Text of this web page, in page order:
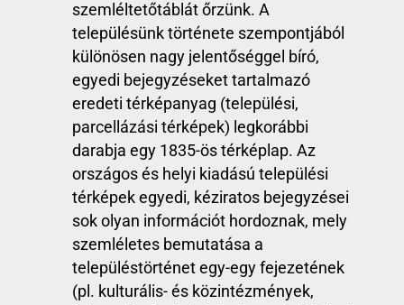
szemléltetőtáblát őrzünk. A
településünk története szempontjából
különösen nagy jelentőséggel bíró,
egyedi bejegyzéseket tartalmazó
eredeti térképanyag (települési,
parcellázási térképek) legkorábbi
darabja egy 1835-ös térképlap. Az
országos és helyi kiadású települési
térképek egyedi, kéziratos bejegyzései
sok olyan információt hordoznak, mely
szemléletes bemutatása a
településtörténet egy-egy fejezetének
(pl. kulturális- és közintézmények,